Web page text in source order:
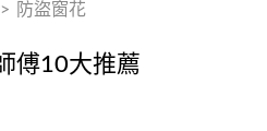
> 防盜窗花
傅10大推薦